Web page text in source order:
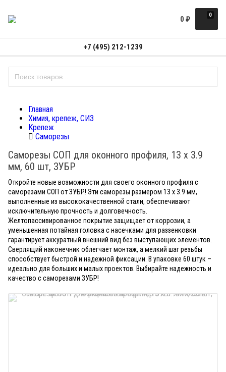
0
0 ₽
+7 (495) 212-1239
Главная
Химия, крепеж, СИЗ
Крепеж
Саморезы
Саморезы СОП для оконного профиля, 13 х 3.9
мм, 60 шт, ЗУБР
Откройте новые возможности для своего оконного профиля с
саморезами СОП от ЗУБР! Эти саморезы размером 13 х 3.9 мм,
выполненные из высококачественной стали, обеспечивают
исключительную прочность и долговечность.
Желтопассивированное покрытие защищает от коррозии, а
уменьшенная потайная головка с насечками для раззенковки
гарантирует аккуратный внешний вид без выступающих элементов.
Сверлящий наконечник облегчает монтаж, а мелкий шаг резьбы
способствует быстрой и надежной фиксации. В упаковке 60 штук –
идеально для больших и малых проектов. Выбирайте надежность и
качество с саморезами ЗУБР!